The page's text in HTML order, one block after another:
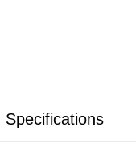
Specifications